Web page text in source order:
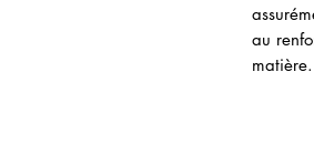
au
matière.